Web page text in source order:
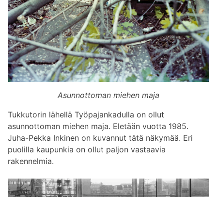
Asunnottoman miehen maja
Tukkutorin lähellä Työpajankadulla on ollut
asunnottoman miehen maja. Eletään vuotta 1985.
Juha-Pekka Inkinen on kuvannut tätä näkymää. Eri
puolilla kaupunkia on ollut paljon vastaavia
rakennelmia.